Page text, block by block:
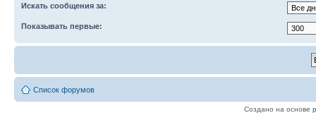
Искать сообщения за:
Показывать первые:
Список форумов
Создано на основе